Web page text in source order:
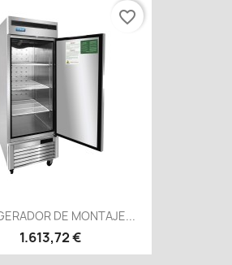
DE MONTAJE...
1.613,72 €
favorite_border